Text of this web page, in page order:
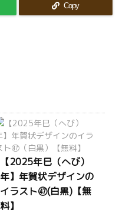
Copy
【2025年巳（へび）
年】年賀状デザインの
イラスト㊼(白黒)【無
料】